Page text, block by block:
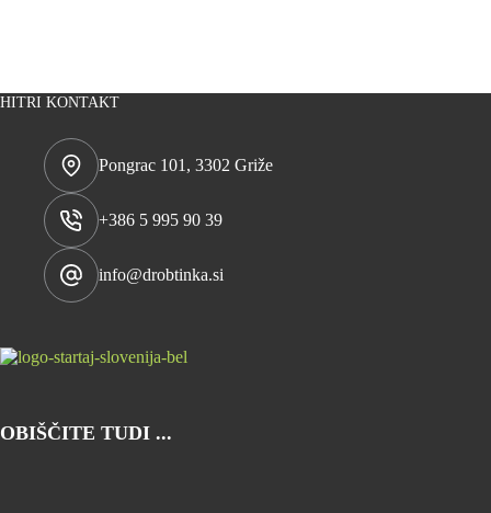
HITRI KONTAKT
Pongrac 101, 3302 Griže
+386 5 995 90 39
info@drobtinka.si
OBIŠČITE TUDI ...